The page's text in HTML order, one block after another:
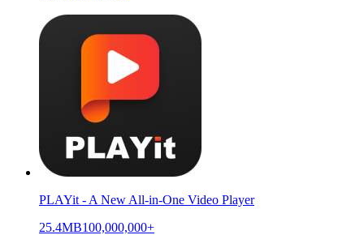
PLAYit - A New All-in-One Video Player
25.4MB100,000,000+